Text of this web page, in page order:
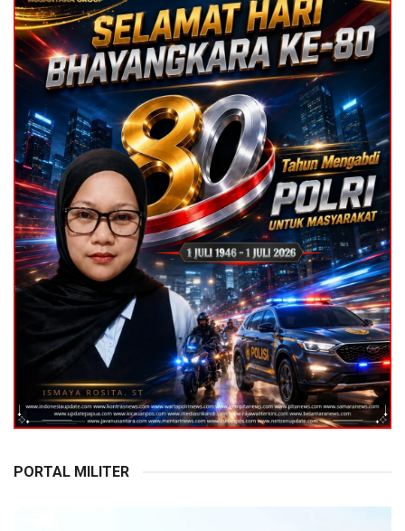
PORTAL MILITER